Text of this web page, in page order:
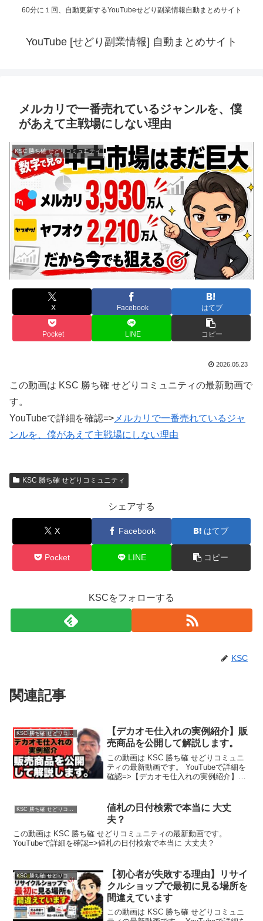
60分に１回、自動更新するYouTubeせどり副業情報自動まとめサイト
YouTube [せどり副業情報] 自動まとめサイト
メルカリで一番売れているジャンルを、僕
があえて主戦場にしない理由
KSC 勝ち確 せどりコミュニティ
X Facebook はてブ
Pocket LINE コピー
2026.05.23
この動画は KSC 勝ち確 せどりコミュニティの最新動画で
す。
YouTubeで詳細を確認=> メルカリで一番売れているジャ
ンルを、僕があえて主戦場にしない理由
KSC 勝ち確 せどりコミュニティ
シェアする
X Facebook はてブ
Pocket LINE コピー
KSCをフォローする
KSC
関連記事
【デカオモ仕入れの実例紹介】販
売商品を公開して解説します。
この動画は KSC 勝ち確 せどりコミュニ
ティの最新動画です。 YouTubeで詳細を
確認=>【デカオモ仕入れの実例紹介】販
値札の日付検索で本当に 大丈
夫？
この動画は KSC 勝ち確 せどりコミュニティの最新動画です。
YouTubeで詳細を確認=>値札の日付検索で本当に 大丈夫？
KSC 勝ち確 せどりコミュニティ
【初心者が失敗する理由】リサイ
クルショップで最初に見る場所を
間違えています
この動画は KSC 勝ち確 せどりコミュニ